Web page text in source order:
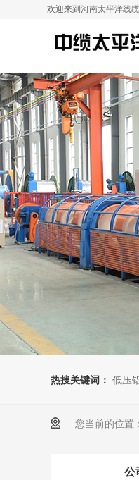
欢迎来到河南太平洋线
热搜关键词： 低压
您当前的位置：
公